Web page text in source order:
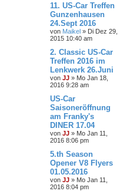
11. US-Car Treffen
Gunzenhausen
24.Sept 2016
von Maikel » Di Dez 29,
2015 10:40 am
2. Classic US-Car
Treffen 2016 im
Lenkwerk 26.Juni
von JJ » Mo Jan 18,
2016 9:28 am
US-Car
Saisoneröffnung
am Franky's
DINER 17.04
von JJ » Mo Jan 11,
2016 8:06 pm
5.th Season
Opener V8 Flyers
01.05.2016
von JJ » Mo Jan 11,
2016 8:04 pm